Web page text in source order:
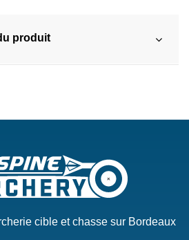
produit
cible et chasse sur Bordeaux